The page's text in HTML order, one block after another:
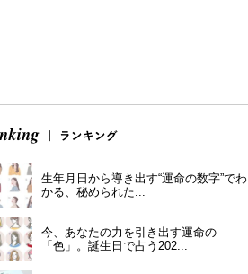
生年月日から導き出す“運命の数字”でわ
かる、秘められた...
今、あなたの力を引き出す運命の
「色」。誕生日で占う202...